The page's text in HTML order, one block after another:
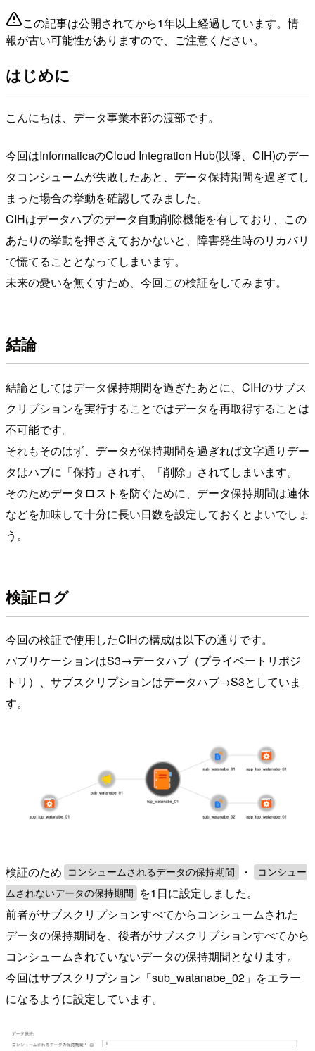
この記事は公開されてから1年以上経過しています。情
報が古い可能性がありますので、ご注意ください。
はじめに
こんにちは、データ事業本部の渡部です。
今回はInformaticaのCloud Integration Hub(以降、CIH)のデー
タコンシュームが失敗したあと、データ保持期間を過ぎてし
まった場合の挙動を確認してみました。
CIHはデータハブのデータ自動削除機能を有しており、この
あたりの挙動を押さえておかないと、障害発生時のリカバリ
で慌てることとなってしまいます。
未来の憂いを無くすため、今回この検証をしてみます。
結論
結論としてはデータ保持期間を過ぎたあとに、CIHのサブス
クリプションを実行することではデータを再取得することは
不可能です。
それもそのはず、データが保持期間を過ぎれば文字通りデー
タはハブに「保持」されず、「削除」されてしまいます。
そのためデータロストを防ぐために、データ保持期間は連休
などを加味して十分に長い日数を設定しておくとよいでしょ
う。
検証ログ
今回の検証で使用したCIHの構成は以下の通りです。
パブリケーションはS3→データハブ（プライベートリポジ
トリ）、サブスクリプションはデータハブ→S3としていま
す。
検証のため コンシュームされるデータの保持期間 ・
コンシュー
ムされないデータの保持期間
を1日に設定しました。
前者がサブスクリプションすべてからコンシュームされた
データの保持期間を、後者がサブスクリプションすべてから
コンシュームされていないデータの保持期間となります。
今回はサブスクリプション「sub_watanabe_02」をエラー
になるように設定しています。